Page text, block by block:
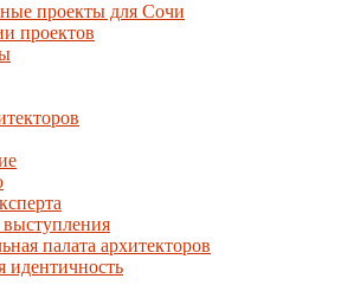
проекты для Сочи
проектов
палата архитекторов
идентичность